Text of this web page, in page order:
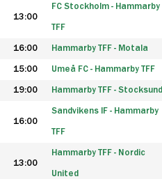
13:00
FC Stockholm - Hammarby
TFF
16:00 Hammarby TFF - Motala
15:00 Umeå FC - Hammarby TFF
19:00 Hammarby TFF - Stocksund
16:00
Sandvikens IF - Hammarby
TFF
13:00
Hammarby TFF - Nordic
United